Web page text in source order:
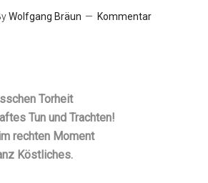
Wolfgang Bräun
Kommentar
Torheit
Tun und Trachten!
rechten Moment
Köstliches.